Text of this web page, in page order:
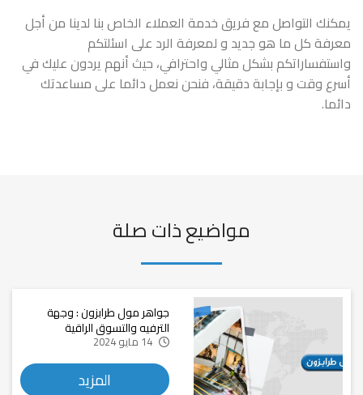
يمكنك التواصل مع فريق خدمة العملاء الخاص بنا لدينا من أجل
معرفة كل ما هو جديد و لمعرفة الرد على اسئلتكم
واستفساراتكم بشكل مثالي واحترافي، حيث أنهم يردون عليك في
أسرع وقت و بإجابة دقيقة، فنحن نعمل دائما على مساعدتك
دائما.
مواضيع ذات صلة
جواهر مول طرابزون : وجهة
الترفيه والتسوق الراقية
المزيد